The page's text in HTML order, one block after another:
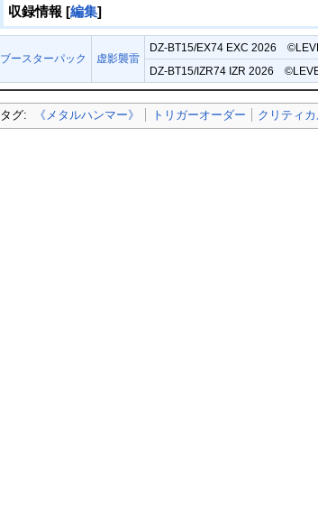
収録情報 [編集]
ブースターパック 虚影襲雷
DZ-BT15/EX74 EXC 2026
DZ-BT15/IZR74 IZR 2026
タグ: 《メタルハンマー》 トリガーオーダー クリティ